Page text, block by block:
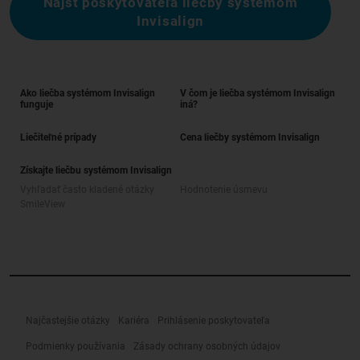
Invisalign
Ako liečba systémom Invisalign
funguje
V čom je liečba systémom Invisalign
iná?
Liečiteľné prípady Cena liečby systémom Invisalign
Získajte liečbu systémom Invisalign
Najčastejšie otázky Kariéra Prihlásenie poskytovateľa
Podmienky používania Zásady ochrany osobných údajov